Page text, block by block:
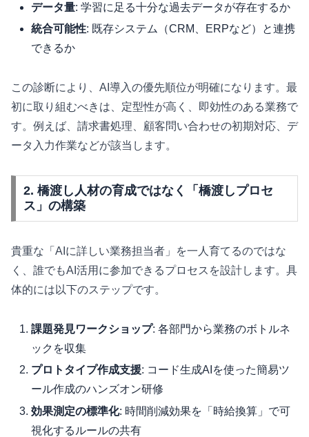
データ量: 学習に足る十分な過去データが存在するか
統合可能性: 既存システム（CRM、ERPなど）と連携
できるか
この診断により、AI導入の優先順位が明確になります。最
初に取り組むべきは、定型性が高く、即効性のある業務で
す。例えば、請求書処理、顧客問い合わせの初期対応、デ
ータ入力作業などが該当します。
2. 橋渡し人材の育成ではなく「橋渡しプロセ
ス」の構築
貴重な「AIに詳しい業務担当者」を一人育てるのではな
く、誰でもAI活用に参加できるプロセスを設計します。具
体的には以下のステップです。
課題発見ワークショップ: 各部門から業務のボトルネ
ックを収集
プロトタイプ作成支援: コード生成AIを使った簡易ツ
ール作成のハンズオン研修
効果測定の標準化: 時間削減効果を「時給換算」で可
視化するルールの共有